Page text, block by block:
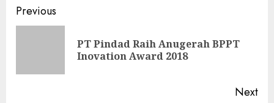
Continue
Reading
Previous
PT Pindad Raih Anugerah BPPT
Inovation Award 2018
Next